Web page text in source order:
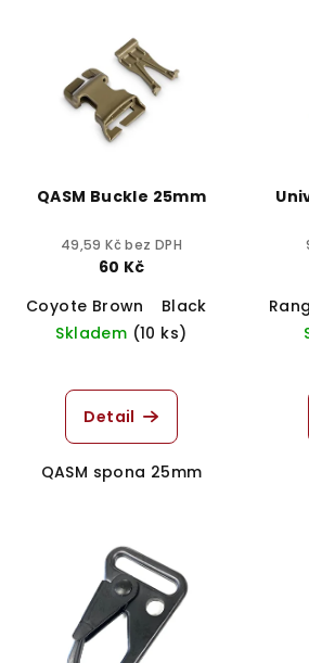
QASM Buckle 25mm
49,59 Kč bez DPH
60 Kč
Coyote Brown
Black
Skladem (10 ks)
Detail
QASM spona 25mm